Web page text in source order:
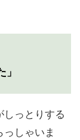
っとりする
しゃいま